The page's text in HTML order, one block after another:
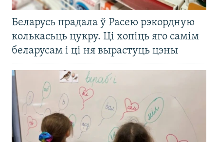
Беларусь прадала ў Расею рэкордную
колькасьць цукру. Ці хопіць яго самім
беларусам і ці ня вырастуць цэны